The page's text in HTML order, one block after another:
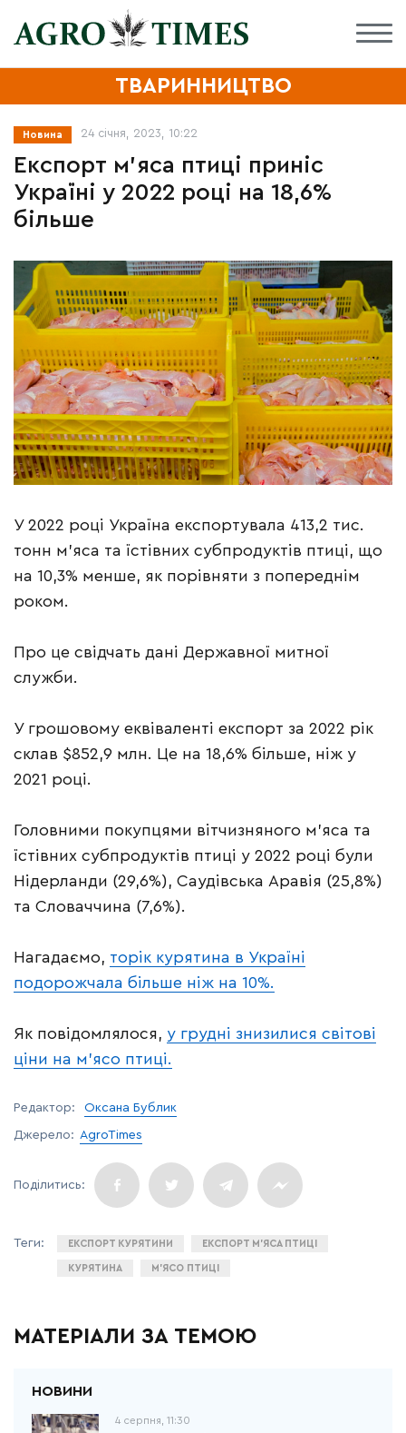
ТВАРИННИЦТВО
Новина 24 січня, 2023, 10:22
Експорт м'яса птиці приніс
Україні у 2022 році на 18,6%
більше
У 2022 році Україна експортувала 413,2 тис.
тонн м’яса та їстівних субпродуктів птиці, що
на 10,3% менше, як порівняти з попереднім
роком.
Про це свідчать дані Державної митної
служби.
У грошовому еквіваленті експорт за 2022 рік
склав $852,9 млн. Це на 18,6% більше, ніж у
2021 році.
Головними покупцями вітчизняного м’яса та
їстівних субпродуктів птиці у 2022 році були
Нідерланди (29,6%), Саудівська Аравія (25,8%)
та Словаччина (7,6%).
Нагадаємо, торік курятина в Україні
подорожчала більше ніж на 10%.
Як повідомлялося, у грудні знизилися світові
ціни на м’ясо птиці.
Редактор: Оксана Бублик
Джерело: AgroTimes
ЕКСПОРТ КУРЯТИНИ ЕКСПОРТ М'ЯСА ПТИЦІ
КУРЯТИНА М’ЯСО ПТИЦІ
МАТЕРІАЛИ ЗА ТЕМОЮ
4 серпня, 11:30